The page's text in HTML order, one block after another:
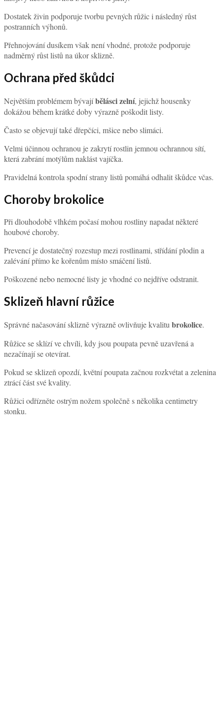
Dostatek živin podporuje tvorbu pevných růžic i následný růst
postranních výhonů.
Přehnojování dusíkem však není vhodné, protože podporuje
nadměrný růst listů na úkor sklizně.
Ochrana před škůdci
Největším problémem bývajíbělásci zelní, jejichž housenky
dokážou během krátké doby výrazně poškodit listy.
Často se objevují také dřepčíci, mšice nebo slimáci.
Velmi účinnou ochranou je zakrytí rostlin jemnou ochrannou sítí,
která zabrání motýlům naklást vajíčka.
Pravidelná kontrola spodní strany listů pomáhá odhalit škůdce včas.
Choroby brokolice
Při dlouhodobě vlhkém počasí mohou rostliny napadat některé
houbové choroby.
Prevencí je dostatečný rozestup mezi rostlinami, střídání plodin a
zalévání přímo ke kořenům místo smáčení listů.
Poškozené nebo nemocné listy je vhodné co nejdříve odstranit.
Sklizeň hlavní růžice
Správné načasování sklizně výrazně ovlivňuje kvalitu brokolice.
Růžice se sklízí ve chvíli, kdy jsou poupata pevně uzavřená a
nezačínají se otevírat.
Pokud se sklizeň opozdí, květní poupata začnou rozkvétat a zelenina
ztrácí část své kvality.
Růžici odřízněte ostrým nožem společně s několika centimetry
stonku.